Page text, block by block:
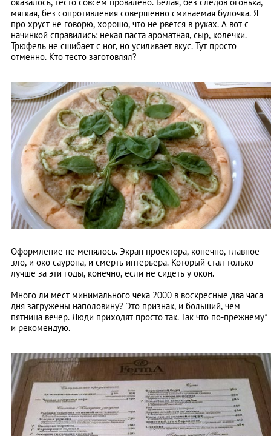
мягкая, без сопротивления совершенно сминаемая булочка. Я
про хруст не говорю, хорошо, что не рвется в руках. А вот с
начинкой справились: некая паста ароматная, сыр, колечки.
Трюфель не сшибает с ног, но усиливает вкус. Тут просто
отменно. Кто тесто заготовлял?
Оформление не менялось. Экран проектора, конечно, главное
зло, и око саурона, и смерть интерьера. Который стал только
лучше за эти годы, конечно, если не сидеть у окон.
Много ли мест минимального чека 2000 в воскресные два часа
дня загружены наполовину? Это признак, и больший, чем
пятница вечер. Люди приходят просто так. Так что по-прежнему*
и рекомендую.